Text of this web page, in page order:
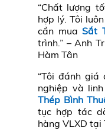
“Chất lượng
hợp lý. Tôi
cần muaSắt
trình.” – Anh
Hàm Tân
“Tôi đánh giá
nghiệp và
Thép Bình
tục hợp tác
hàng VLXD tại